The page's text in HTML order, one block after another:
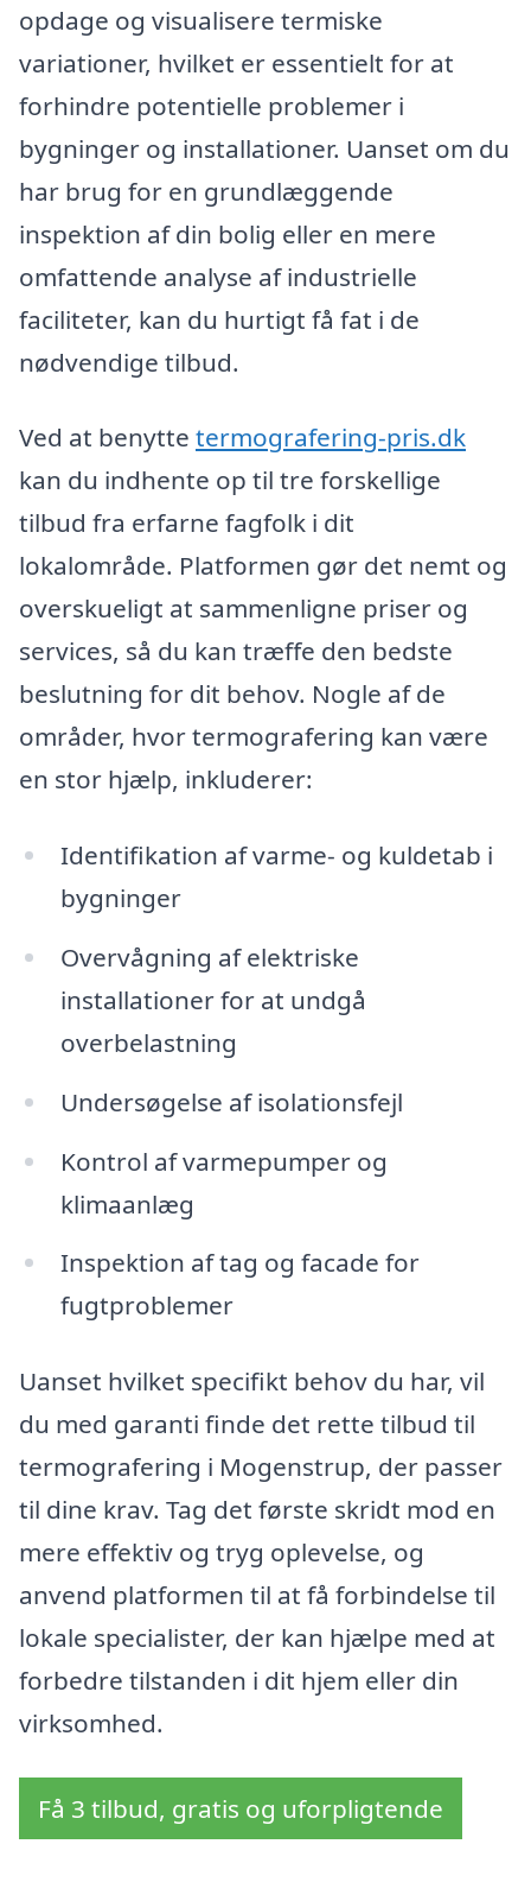
opdage og visualisere termiske
variationer, hvilket er essentielt for at
forhindre potentielle problemer i
bygninger og installationer. Uanset om du
har brug for en grundlæggende
inspektion af din bolig eller en mere
omfattende analyse af industrielle
faciliteter, kan du hurtigt få fat i de
nødvendige tilbud.
Ved at benytte termografering-pris.dk
kan du indhente op til tre forskellige
tilbud fra erfarne fagfolk i dit
lokalområde. Platformen gør det nemt og
overskueligt at sammenligne priser og
services, så du kan træffe den bedste
beslutning for dit behov. Nogle af de
områder, hvor termografering kan være
en stor hjælp, inkluderer:
Identifikation af varme- og kuldetab i
bygninger
Overvågning af elektriske
installationer for at undgå
overbelastning
Undersøgelse af isolationsfejl
Kontrol af varmepumper og
klimaanlæg
Inspektion af tag og facade for
fugtproblemer
Uanset hvilket specifikt behov du har, vil
du med garanti finde det rette tilbud til
termografering i Mogenstrup, der passer
til dine krav. Tag det første skridt mod en
mere effektiv og tryg oplevelse, og
anvend platformen til at få forbindelse til
lokale specialister, der kan hjælpe med at
forbedre tilstanden i dit hjem eller din
virksomhed.
Få 3 tilbud, gratis og uforpligtende